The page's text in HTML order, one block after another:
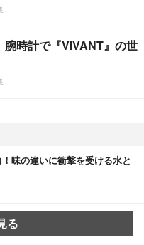
腕時計で『VIVANT』の世
味の違いに衝撃を受ける水と
る